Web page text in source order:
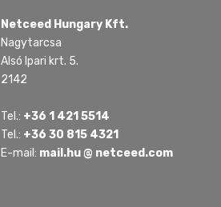
Netceed Hungary Kft.
Nagytarcsa
Alsó Ipari krt. 5.
2142
Tel.: +36 1 421 5514
Tel.: +36 30 815 4321
E-mail: mail.hu @ netceed.com